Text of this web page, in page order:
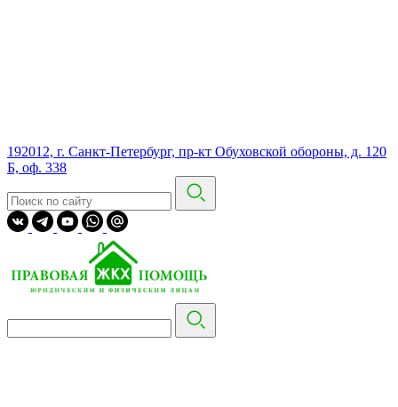
192012, г. Санкт-Петербург, пр-кт Обуховской обороны, д. 120
Б, оф. 338